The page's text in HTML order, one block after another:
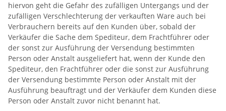
hiervon geht die Gefahr des zufälligen Untergangs und der
zufälligen Verschlechterung der verkauften Ware auch bei
Verbrauchern bereits auf den Kunden über, sobald der
Verkäufer die Sache dem Spediteur, dem Frachtführer oder
der sonst zur Ausführung der Versendung bestimmten
Person oder Anstalt ausgeliefert hat, wenn der Kunde den
Spediteur, den Frachtführer oder die sonst zur Ausführung
der Versendung bestimmte Person oder Anstalt mit der
Ausführung beauftragt und der Verkäufer dem Kunden diese
Person oder Anstalt zuvor nicht benannt hat.